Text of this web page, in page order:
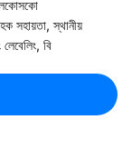
সহায়তা, স্থানীয়
বি